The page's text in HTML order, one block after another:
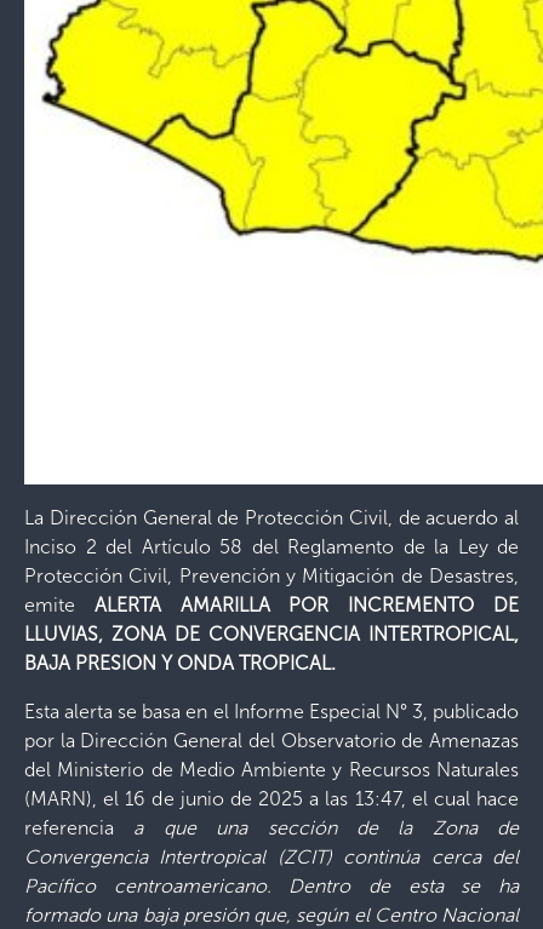
La Dirección General de Protección Civil, de acuerdo al
Inciso 2 del Artículo 58 del Reglamento de la Ley de
Protección Civil, Prevención y Mitigación de Desastres,
emite ALERTA AMARILLA POR INCREMENTO DE
LLUVIAS, ZONA DE CONVERGENCIA INTERTROPICAL,
BAJA PRESION Y ONDA TROPICAL.
Esta alerta se basa en el Informe Especial N° 3, publicado
por la Dirección General del Observatorio de Amenazas
del Ministerio de Medio Ambiente y Recursos Naturales
(MARN), el 16 de junio de 2025 a las 13:47, el cual hace
referencia a que una sección de la Zona de
Convergencia Intertropical (ZCIT) continúa cerca del
Pacífico centroamericano. Dentro de esta se ha
formado una baja presión que, según el Centro Nacional